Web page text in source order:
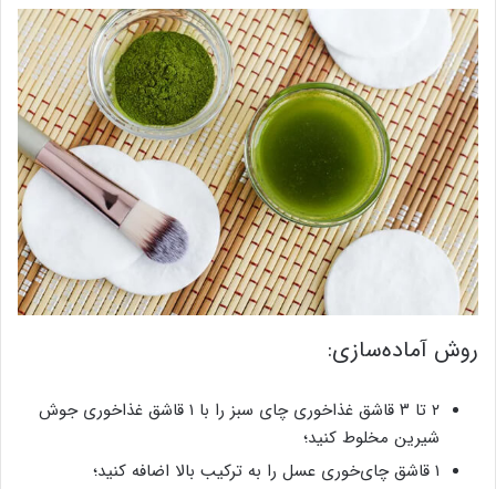
روش آماده‌سازی:
۲ تا ۳ قاشق غذاخوری چای سبز را با ۱ قاشق غذاخوری جوش
شیرین مخلوط کنید؛
۱ قاشق چای‌خوری عسل را به ترکیب بالا اضافه کنید؛